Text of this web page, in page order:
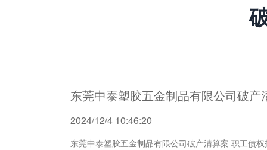
东莞中泰塑胶五金制品有限公司破
2024/12/4 10:46:20
东莞中泰塑胶五金制品有限公司破产清算案 职工债权报告 （ 20 2 4）中泰破管字第Z 0 1 7 号 东莞中泰